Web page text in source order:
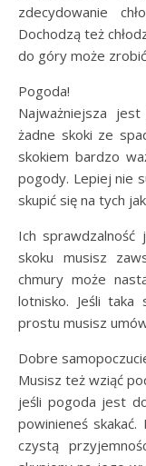
zdecydowanie
Dochodzą też
do góry może
Pogoda!
Najważniejsza
żadne skoki ze
skokiem bardzo
pogody. Lepiej nie
skupić się na tych
Ich
skoku musisz
chmury może
lotnisko. Jeśli taka
prostu musisz
Dobre
Musisz też wziąć
jeśli pogoda jest
powinieneś
czystą